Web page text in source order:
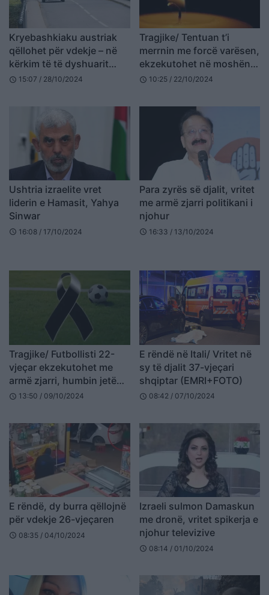
Kryebashkiaku austriak
qëllohet për vdekje – në
kërkim të të dyshuarit
janë vënë forca speciale
schedule 15:07 / 28/10/2024
Tragjike/ Tentuan t’i
merrnin me forcë varësen,
ekzekutohet në moshën
22-vjeçare reperi i
schedule 10:25 / 22/10/2024
Ushtria izraelite vret
liderin e Hamasit, Yahya
Sinwar
schedule 16:08 / 17/10/2024
Para zyrës së djalit, vritet
me armë zjarri politikani i
njohur
schedule 16:33 / 13/10/2024
Tragjike/ Futbollisti 22-
vjeçar ekzekutohet me
armë zjarri, humbin jetën
edhe dy shokët e tij
schedule 13:50 / 09/10/2024
E rëndë në Itali/ Vritet në
sy të djalit 37-vjeçari
shqiptar (EMRI+FOTO)
schedule 08:42 / 07/10/2024
E rëndë, dy burra qëllojnë
për vdekje 26-vjeçaren
schedule 08:35 / 04/10/2024
Izraeli sulmon Damaskun
me dronë, vritet spikerja e
njohur televizive
schedule 08:14 / 01/10/2024